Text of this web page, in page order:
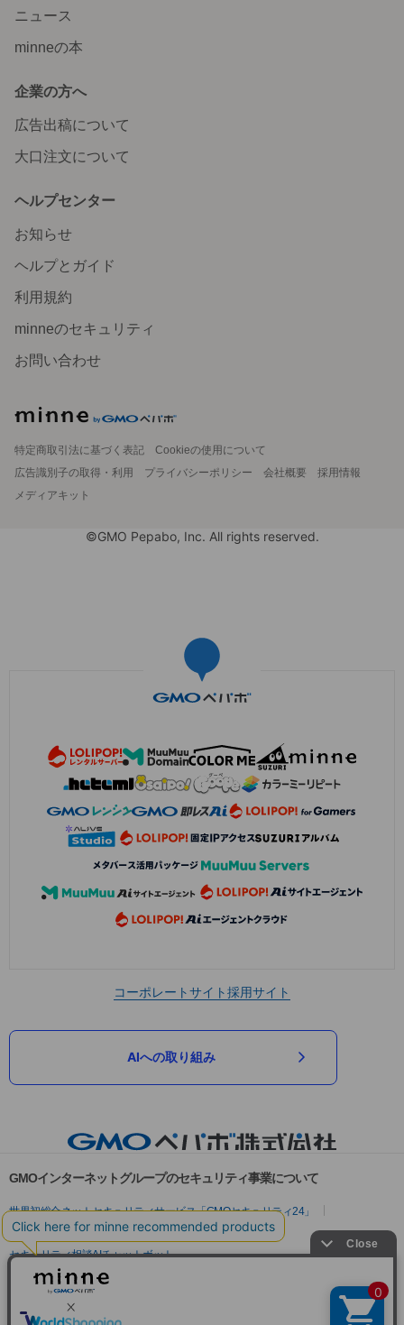
ニュース
minneの本
企業の方へ
広告出稿について
大口注文について
ヘルプセンター
お知らせ
ヘルプとガイド
利用規約
minneのセキュリティ
お問い合わせ
特定商取引法に基づく表記
Cookieの使用について
広告識別子の取得・利用
プライバシーポリシー 会社概要
採用情報
メディアキット
©GMO Pepabo, Inc. All rights reserved.
コーポレートサイト採用サイト
AIへの取り組み
GMOインターネットグループのセキュリティ事業について
世界初総合ネットセキュリティサービス「GMOセキュリティ24」
パスワード漏洩診断
Webサイトリスク診断
セキュリティ相談AIチャットボット
実在証明・盗聴対策
サイバー攻撃対策（GMO Flatt Security）